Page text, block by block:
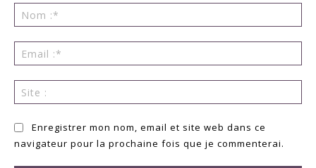
:*
:*
:
Enregistrer mon nom, email et site web dans ce
navigateur pour la prochaine fois que je commenterai.